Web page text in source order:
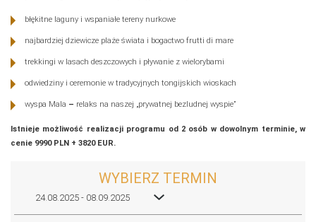
błękitne laguny i wspaniałe tereny nurkowe
najbardziej dziewicze plaże świata i bogactwo frutti di mare
trekkingi w lasach deszczowych i pływanie z wielorybami
odwiedziny i ceremonie w tradycyjnych tongijskich wioskach
wyspa Mala – relaks na naszej „prywatnej bezludnej wyspie”
Istnieje możliwość realizacji programu od 2 osób w dowolnym terminie, w
cenie 9990 PLN + 3820 EUR.
WYBIERZ TERMIN
24.08.2025 - 08.09.2025